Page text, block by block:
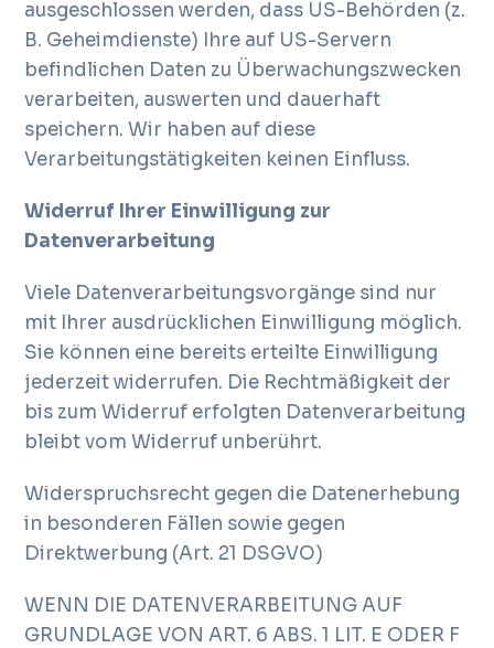
ausgeschlossen werden, dass US-Behörden (z.
B. Geheimdienste) Ihre auf US-Servern
befindlichen Daten zu Überwachungszwecken
verarbeiten, auswerten und dauerhaft
speichern. Wir haben auf diese
Verarbeitungstätigkeiten keinen Einfluss.
Widerruf Ihrer Einwilligung zur
Datenverarbeitung
Viele Datenverarbeitungsvorgänge sind nur
mit Ihrer ausdrücklichen Einwilligung möglich.
Sie können eine bereits erteilte Einwilligung
jederzeit widerrufen. Die Rechtmäßigkeit der
bis zum Widerruf erfolgten Datenverarbeitung
bleibt vom Widerruf unberührt.
Widerspruchsrecht gegen die Datenerhebung
in besonderen Fällen sowie gegen
Direktwerbung (Art. 21 DSGVO)
WENN DIE DATENVERARBEITUNG AUF
GRUNDLAGE VON ART. 6 ABS. 1 LIT. E ODER F